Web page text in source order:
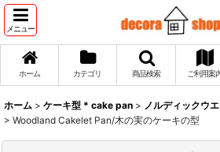
メニュー
ホーム カテゴリ 商品検索 ご利用案
ホーム > ケーキ型 * cake pan > ノルディックウ
> Woodland Cakelet Pan/木の実のケーキの型